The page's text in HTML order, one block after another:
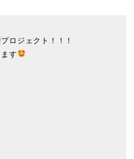
ロジェクト！！！
す